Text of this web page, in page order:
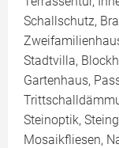
Schallschutz,
Stadtvilla,
Gartenhaus,
Steinoptik,
Mosaikfliesen,